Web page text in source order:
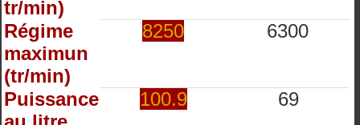
tr/min)
Régime
maximun
(tr/min)
8250 6300
Puissance
100.9 69